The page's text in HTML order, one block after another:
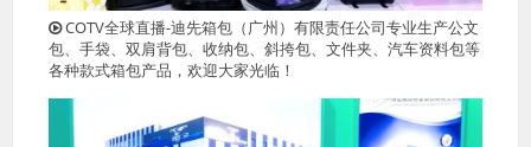
COTV全球直播-迪先箱包（广州）有限责任公司专业生产公文
包、手袋、双肩背包、收纳包、斜挎包、文件夹、汽车资料包等
各种款式箱包产品，欢迎大家光临！